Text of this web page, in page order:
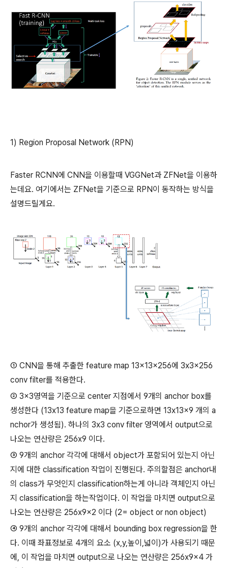
1) Region Proposal Network (RPN)
Faster RCNN에 CNN을 이용할때 VGGNet과 ZFNet을 이용하
는데요. 여기에서는 ZFNet을 기준으로 RPN이 동작하는 방식을
설명드릴게요.
① CNN을 통해 추출한 feature map 13x13x256에 3x3x256
conv filter를 적용한다.
② 3x3영역을 기준으로 center 지점에서 9개의 anchor box를
생성한다 (13x13 feature map을 기준으로하면 13x13x9 개의 a
nchor가 생성됨). 하나의 3x3 conv filter 영역에서 output으로
나오는 연산량은 256x9 이다.
③ 9개의 anchor 각각에 대해서 object가 포함되어 있는지 아닌
지에 대한 classification 작업이 진행된다. 주의할점은 anchor내
의 class가 무엇인지 classification하는게 아니라 객체인지 아닌
지 classification을 하는작업이다. 이 작업을 마치면 output으로
나오는 연산량은 256x9x2 이다 (2= object or non object)
④ 9개의 anchor 각각에 대해서 bounding box regression을 한
다. 이때 좌표정보로 4개의 요소 (x,y,높이,넓이)가 사용되기 때문
에, 이 작업을 마치면 output으로 나오는 연산량은 256x9x4 가